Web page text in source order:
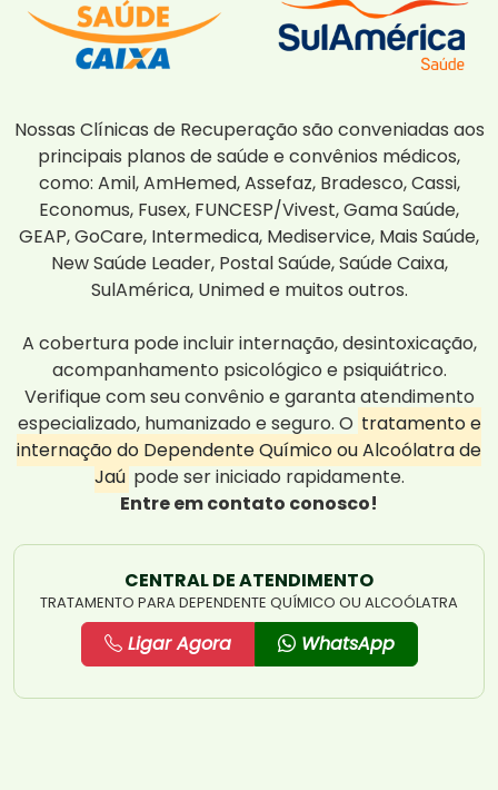
Nossas Clínicas de Recuperação são conveniadas aos
principais planos de saúde e convênios médicos,
como: Amil, AmHemed, Assefaz, Bradesco, Cassi,
Economus, Fusex, FUNCESP/Vivest, Gama Saúde,
GEAP, GoCare, Intermedica, Mediservice, Mais Saúde,
New Saúde Leader, Postal Saúde, Saúde Caixa,
SulAmérica, Unimed e muitos outros.
A cobertura pode incluir internação, desintoxicação,
acompanhamento psicológico e psiquiátrico.
Verifique com seu convênio e garanta atendimento
especializado, humanizado e seguro. O tratamento e
internação do Dependente Químico ou Alcoólatra de
Jaú pode ser iniciado rapidamente.
Entre em contato conosco!
CENTRAL DE ATENDIMENTO
TRATAMENTO PARA DEPENDENTE QUÍMICO OU ALCOÓLATRA
Ligar Agora WhatsApp